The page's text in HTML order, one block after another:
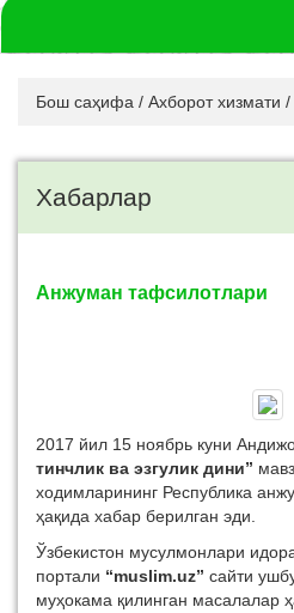
Бош саҳифа / Ахборот хизмати /
Хабарлар
Анжуман тафсилотлари
2017 йил 15 ноябрь куни
тинчлик ва эзгулик дини”
ходимларининг Республика
ҳақида хабар берилган эди.
Ўзбекистон мусулмонлари
портали “muslim.uz” сайти
муҳокама қилинган масалалар